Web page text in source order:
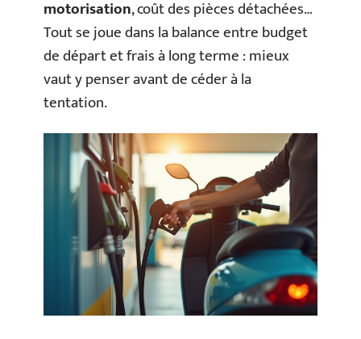
motorisation, coût des pièces détachées…
Tout se joue dans la balance entre budget
de départ et frais à long terme : mieux
vaut y penser avant de céder à la
tentation.